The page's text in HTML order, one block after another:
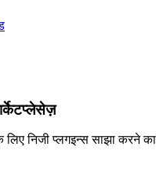
निजी प्लगइन्स साझा करने